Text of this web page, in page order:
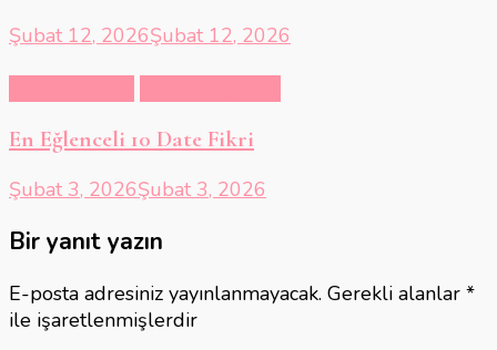
Şubat 12, 2026Şubat 12, 2026
En Eğlenceli 10 Date Fikri
Şubat 3, 2026Şubat 3, 2026
Bir yanıt yazın
E-posta adresiniz yayınlanmayacak. Gerekli alanlar *
ile işaretlenmişlerdir